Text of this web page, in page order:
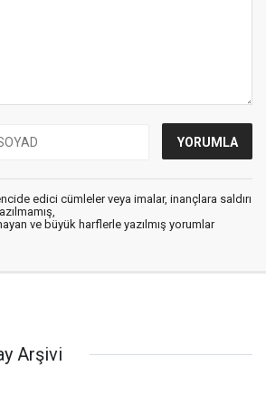
edici cümleler veya imalar, inançlara saldırı
ve büyük harflerle yazılmış yorumlar
Arşivi